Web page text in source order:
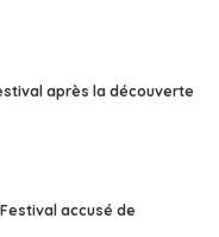
après la découverte
accusé de